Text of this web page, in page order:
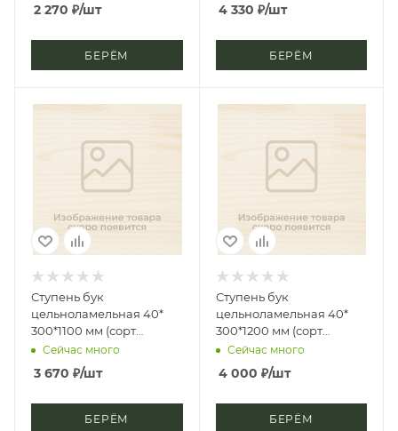
2 270 ₽/шт
БЕРЁМ
4 330 ₽/шт
БЕРЁМ
Ступень бук
цельноламельная 40*
300*1100 мм (сорт
Экстра), фаска 1/2
Сейчас много
3 670 ₽/шт
БЕРЁМ
Ступень бук
цельноламельная 40*
300*1200 мм (сорт
Экстра), фаска 1/2
Сейчас много
4 000 ₽/шт
БЕРЁМ